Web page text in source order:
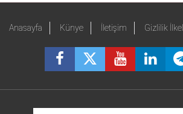
Anasayfa Künye İletişim Gizlilik